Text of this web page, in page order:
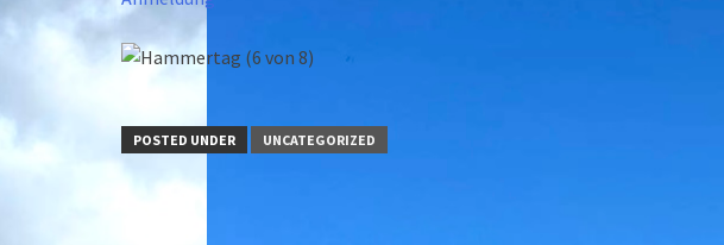
POSTED UNDER UNCATEGORIZED